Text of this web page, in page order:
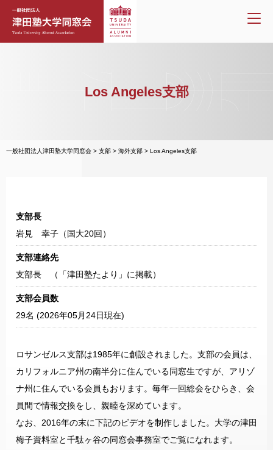
Los Angeles支部
一般社団法人津田塾大学同窓会 > 支部 > 海外支部 > Los Angeles支部
支部長
岩見 幸子（国大20回）
支部連絡先
支部長 （「津田塾たより」に掲載）
支部会員数
29名 (2026年05月24日現在)
ロサンゼルス支部は1985年に創設されました。支部の会員は、
カリフォルニア州の南半分に住んでいる同窓生ですが、アリゾ
ナ州に住んでいる会員もおります。毎年一回総会をひらき、会
員間で情報交換をし、親睦を深めています。
なお、2016年の末に下記のビデオを制作しました。大学の津田
梅子資料室と千駄ヶ谷の同窓会事務室でご覧になれます。